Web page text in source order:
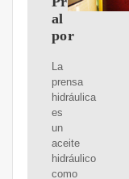
al
por
La
prensa
hidráulica
es
un
aceite
hidráulico
como